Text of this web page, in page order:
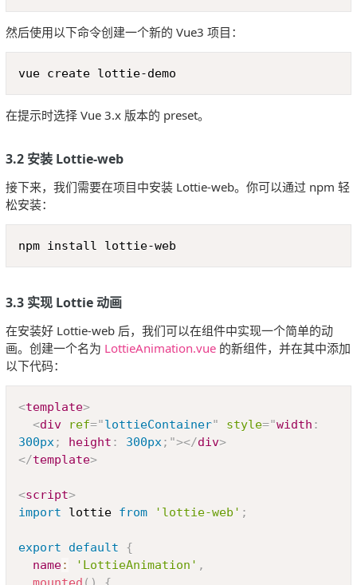
然后使用以下命令创建一个新的 Vue3 项目：
vue create lottie-demo
在提示时选择 Vue 3.x 版本的 preset。
3.2 安装 Lottie-web
接下来，我们需要在项目中安装 Lottie-web。你可以通过 npm 轻
松安装：
npm install lottie-web
3.3 实现 Lottie 动画
在安装好 Lottie-web 后，我们可以在组件中实现一个简单的动
画。创建一个名为 LottieAnimation.vue 的新组件，并在其中添加
以下代码：
<template>
<div ref="lottieContainer" style="width :
300px; height : 300px; "></div>
</template>
<script>
import lottie from 'lottie-web' ;
export default
{
name: 'LottieAnimation' ,